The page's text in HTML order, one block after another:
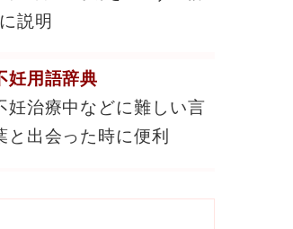
説明
妊用語辞典
妊治療中などに難しい言
と出会った時に便利